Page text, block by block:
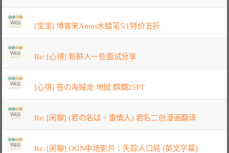
[宝宝] 博客来Amos水蜡笔5/1特价五折
Re: [心得] 新鲜人一些面试分享
[心得] 苍の海贼龙 地狱 麒麟25PT
Re: [闲聊] (君の名は。雷慎入) 君名二创漫画翻译
Re: [闲聊] OGN中场影片：失踪人口局 (英文字幕)